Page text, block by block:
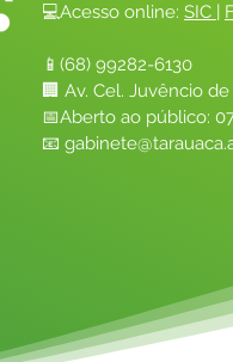
💻Acesso online: SIC |
📱(68) 99282-6130
🏢 Av. Cel. Juvêncio
📅Aberto ao público:
📧